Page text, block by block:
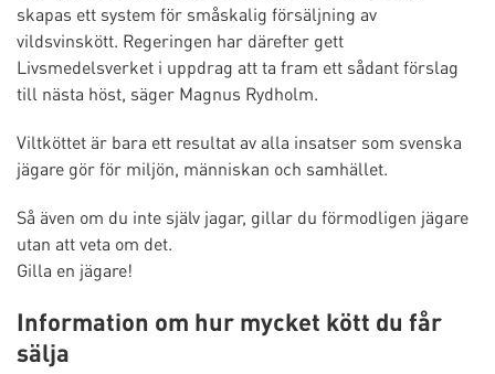
skapas ett system för småskalig försäljning av
vildsvinskött. Regeringen har därefter gett
Livsmedelsverket i uppdrag att ta fram ett sådant förslag
till nästa höst, säger Magnus Rydholm.
Viltköttet är bara ett resultat av alla insatser som svenska
jägare gör för miljön, människan och samhället.
Så även om du inte själv jagar, gillar du förmodligen jägare
utan att veta om det.
Gilla en jägare!
Information om hur mycket kött du får
sälja